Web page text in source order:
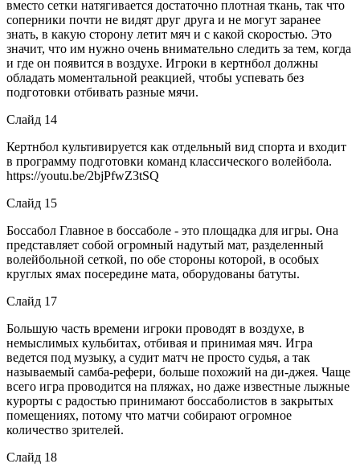
вместо сетки натягивается достаточно плотная ткань, так что
соперники почти не видят друг друга и не могут заранее
знать, в какую сторону летит мяч и с какой скоростью. Это
значит, что им нужно очень внимательно следить за тем, когда
и где он появится в воздухе. Игроки в кертнбол должны
обладать моментальной реакцией, чтобы успевать без
подготовки отбивать разные мячи.
Слайд 14
Кертнбол культивируется как отдельный вид спорта и входит
в программу подготовки команд классического волейбола.
https://youtu.be/2bjPfwZ3tSQ
Слайд 15
Боссабол Главное в боссаболе - это площадка для игры. Она
представляет собой огромный надутый мат, разделенный
волейбольной сеткой, по обе стороны которой, в особых
круглых ямах посередине мата, оборудованы батуты.
Слайд 17
Большую часть времени игроки проводят в воздухе, в
немыслимых кульбитах, отбивая и принимая мяч. Игра
ведется под музыку, а судит матч не просто судья, а так
называемый самба-рефери, больше похожий на ди-джея. Чаще
всего игра проводится на пляжах, но даже известные лыжные
курорты с радостью принимают боссаболистов в закрытых
помещениях, потому что матчи собирают огромное
количество зрителей.
Слайд 18